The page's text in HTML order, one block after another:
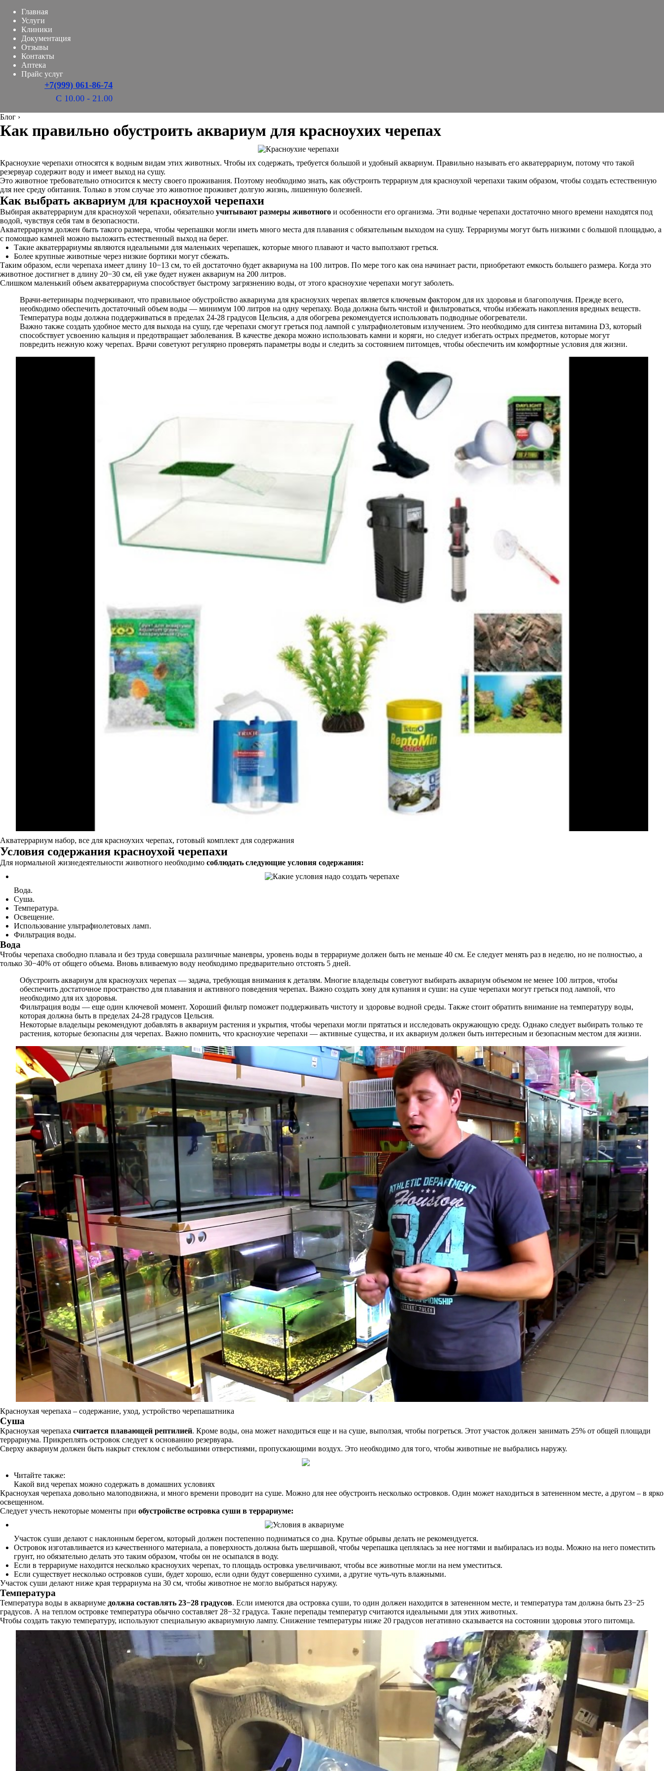
Главная
Услуги
Клиники
Документация
Отзывы
Контакты
Аптека
Прайс услуг
+7(999) 061-86-74
С 10.00 - 21.00
Блог ›
Как правильно обустроить аквариум для красноухих черепах
Красноухие черепахи относятся к водным видам этих животных. Чтобы их содержать, требуется большой и удобный аквариум. Правильно называть его акватеррариум, потому что такой
резервуар содержит воду и имеет выход на сушу.
Это животное требовательно относится к месту своего проживания. Поэтому необходимо знать, как обустроить террариум для красноухой черепахи таким образом, чтобы создать естественную
для нее среду обитания. Только в этом случае это животное проживет долгую жизнь, лишенную болезней.
Как выбрать аквариум для красноухой черепахи
Выбирая акватеррариум для красноухой черепахи, обязательно учитывают размеры животного и особенности его организма. Эти водные черепахи достаточно много времени находятся под
водой, чувствуя себя там в безопасности.
Акватеррариум должен быть такого размера, чтобы черепашки могли иметь много места для плавания с обязательным выходом на сушу. Террариумы могут быть низкими с большой площадью, а
с помощью камней можно выложить естественный выход на берег.
Такие акватеррариумы являются идеальными для маленьких черепашек, которые много плавают и часто выползают греться.
Более крупные животные через низкие бортики могут сбежать.
Таким образом, если черепаха имеет длину 10−13 см, то ей достаточно будет аквариума на 100 литров. По мере того как она начинает расти, приобретают емкость большего размера. Когда это
животное достигнет в длину 20−30 см, ей уже будет нужен аквариум на 200 литров.
Слишком маленький объем акватеррариума способствует быстрому загрязнению воды, от этого красноухие черепахи могут заболеть.
Врачи-ветеринары подчеркивают, что правильное обустройство аквариума для красноухих черепах является ключевым фактором для их здоровья и благополучия. Прежде всего,
необходимо обеспечить достаточный объем воды — минимум 100 литров на одну черепаху. Вода должна быть чистой и фильтроваться, чтобы избежать накопления вредных веществ.
Температура воды должна поддерживаться в пределах 24-28 градусов Цельсия, а для обогрева рекомендуется использовать подводные обогреватели.
Важно также создать удобное место для выхода на сушу, где черепахи смогут греться под лампой с ультрафиолетовым излучением. Это необходимо для синтеза витамина D3, который
способствует усвоению кальция и предотвращает заболевания. В качестве декора можно использовать камни и коряги, но следует избегать острых предметов, которые могут
повредить нежную кожу черепах. Врачи советуют регулярно проверять параметры воды и следить за состоянием питомцев, чтобы обеспечить им комфортные условия для жизни.
Акватеррариум набор, все для красноухих черепах, готовый комплект для содержания
Условия содержания красноухой черепахи
Для нормальной жизнедеятельности животного необходимо соблюдать следующие условия содержания:
Вода.
Суша.
Температура.
Освещение.
Использование ультрафиолетовых ламп.
Фильтрация воды.
Вода
Чтобы черепаха свободно плавала и без труда совершала различные маневры, уровень воды в террариуме должен быть не меньше 40 см. Ее следует менять раз в неделю, но не полностью, а
только 30−40% от общего объема. Вновь вливаемую воду необходимо предварительно отстоять 5 дней.
Обустроить аквариум для красноухих черепах — задача, требующая внимания к деталям. Многие владельцы советуют выбирать аквариум объемом не менее 100 литров, чтобы
обеспечить достаточное пространство для плавания и активного поведения черепах. Важно создать зону для купания и суши: на суше черепахи могут греться под лампой, что
необходимо для их здоровья.
Фильтрация воды — еще один ключевой момент. Хороший фильтр поможет поддерживать чистоту и здоровье водной среды. Также стоит обратить внимание на температуру воды,
которая должна быть в пределах 24-28 градусов Цельсия.
Некоторые владельцы рекомендуют добавлять в аквариум растения и укрытия, чтобы черепахи могли прятаться и исследовать окружающую среду. Однако следует выбирать только те
растения, которые безопасны для черепах. Важно помнить, что красноухие черепахи — активные существа, и их аквариум должен быть интересным и безопасным местом для жизни.
Красноухая черепаха – содержание, уход, устройство черепашатника
Суша
Красноухая черепаха считается плавающей рептилией. Кроме воды, она может находиться еще и на суше, выползая, чтобы погреться. Этот участок должен занимать 25% от общей площади
террариума. Прикреплять островок следует к основанию резервуара.
Сверху аквариум должен быть накрыт стеклом с небольшими отверстиями, пропускающими воздух. Это необходимо для того, чтобы животные не выбрались наружу.
Читайте также:
Какой вид черепах можно содержать в домашних условиях
Красноухая черепаха довольно малоподвижна, и много времени проводит на суше. Можно для нее обустроить несколько островков. Один может находиться в затененном месте, а другом – в ярко
освещенном.
Следует учесть некоторые моменты при обустройстве островка суши в террариуме:
Участок суши делают с наклонным берегом, который должен постепенно подниматься со дна. Крутые обрывы делать не рекомендуется.
Островок изготавливается из качественного материала, а поверхность должна быть шершавой, чтобы черепашка цеплялась за нее ногтями и выбиралась из воды. Можно на него поместить
грунт, но обязательно делать это таким образом, чтобы он не осыпался в воду.
Если в террариуме находится несколько красноухих черепах, то площадь островка увеличивают, чтобы все животные могли на нем уместиться.
Если существует несколько островков суши, будет хорошо, если одни будут совершенно сухими, а другие чуть-чуть влажными.
Участок суши делают ниже края террариума на 30 см, чтобы животное не могло выбраться наружу.
Температура
Температура воды в аквариуме должна составлять 23−28 градусов. Если имеются два островка суши, то один должен находится в затененном месте, и температура там должна быть 23−25
градусов. А на теплом островке температура обычно составляет 28−32 градуса. Такие перепады температур считаются идеальными для этих животных.
Чтобы создать такую температуру, используют специальную аквариумную лампу. Снижение температуры ниже 20 градусов негативно сказывается на состоянии здоровья этого питомца.